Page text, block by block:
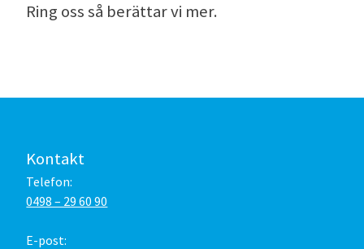
Ring oss så berättar vi mer.
Kontakt
Telefon:
0498 – 29 60 90
E-post: